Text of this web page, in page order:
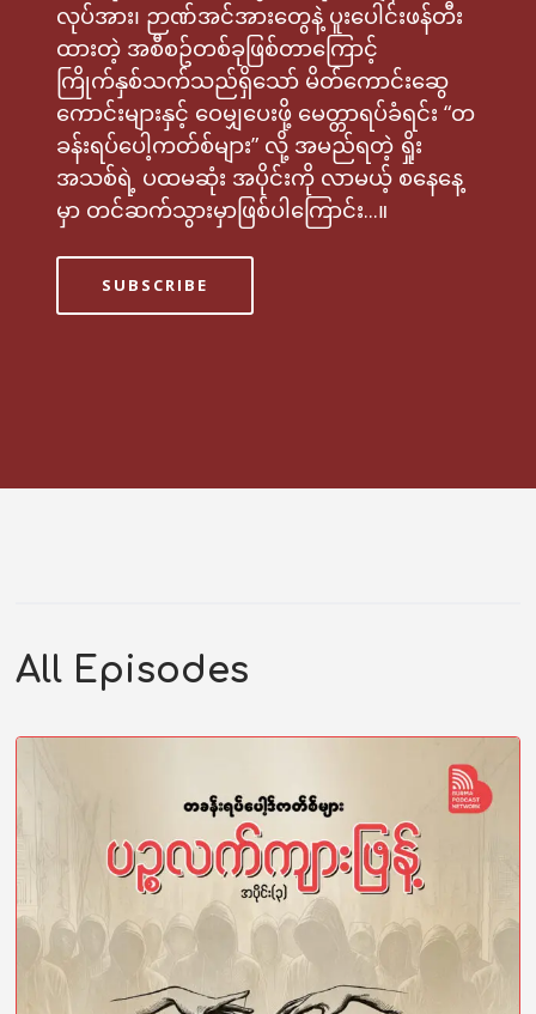
လုပ်အား​၊ ဉာဏ်အင်အားတွေနဲ့ ပူးပေါင်းဖန်တီး
ထားတဲ့ အစီစဥ်တစ်ခုဖြစ်တာကြောင့်
ကြိုက်နှစ်သက်သည်ရှိသော် မိတ်ကောင်းဆွေ
ကောင်းများနှင့် ဝေမျှပေးဖို့ မေတ္တာရပ်ခံရင်း “တ
ခန်းရပ်ပေါ့ကတ်စ်များ” လို့ အမည်ရတဲ့ ရှိုး
အသစ်ရဲ့ ပထမဆုံး အပိုင်းကို လာမယ့် စနေနေ့
မှာ တင်ဆက်သွားမှာဖြစ်ပါကြောင်း...။
SUBSCRIBE
All Episodes